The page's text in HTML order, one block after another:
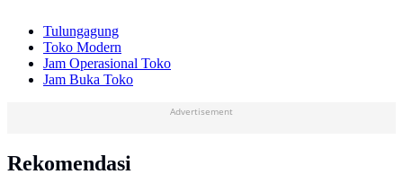
Tulungagung
Toko Modern
Jam Operasional Toko
Jam Buka Toko
Advertisement
Rekomendasi